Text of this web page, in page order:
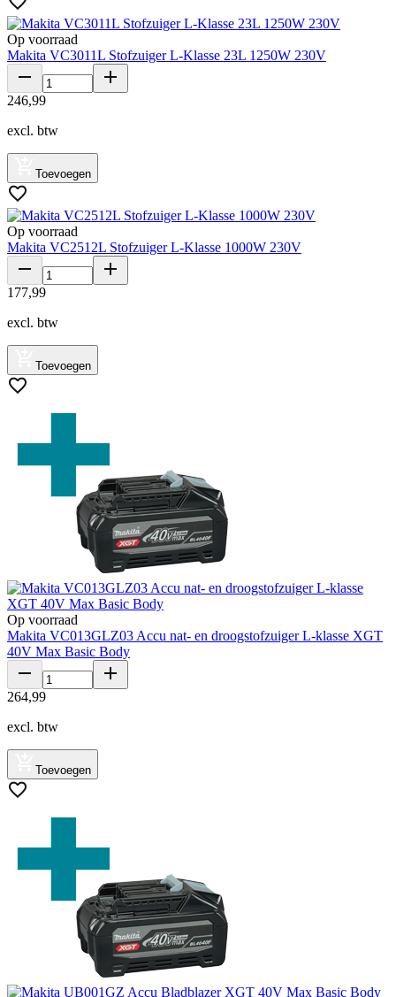
Op voorraad
Makita VC3011L Stofzuiger L-Klasse 23L 1250W 230V
246,99
excl. btw
Toevoegen
Op voorraad
Makita VC2512L Stofzuiger L-Klasse 1000W 230V
177,99
excl. btw
Toevoegen
Op voorraad
Makita VC013GLZ03 Accu nat- en droogstofzuiger L-klasse XGT
40V Max Basic Body
264,99
excl. btw
Toevoegen